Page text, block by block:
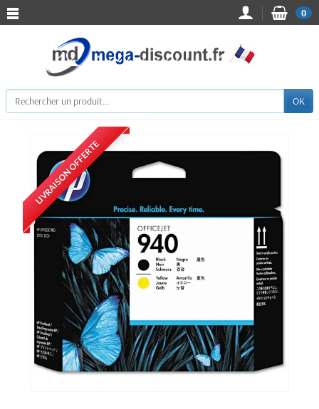
0
OK
LIVRAISON OFFERTE